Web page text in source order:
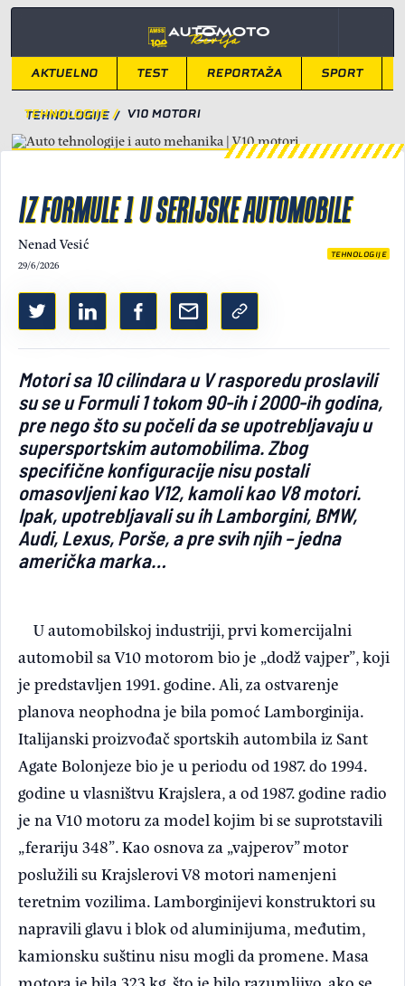
Light/Dark mode
AKTUELNO TEST REPORTAŽA SPORT
TEHNOLOGIJE / V10 MOTORI
IZ FORMULE 1 U SERIJSKE AUTOMOBILE
Nenad Vesić
29/6/2026
TEHNOLOGIJE
Motori sa 10 cilindara u V rasporedu proslavili
su se u Formuli 1 tokom 90-ih i 2000-ih godina,
pre nego što su počeli da se upotrebljavaju u
supersportskim automobilima. Zbog
specifične konfiguracije nisu postali
omasovljeni kao V12, kamoli kao V8 motori.
Ipak, upotrebljavali su ih Lamborgini, BMW,
Audi, Lexus, Porše, a pre svih njih – jedna
američka marka…
U automobilskoj industriji, prvi komercijalni
automobil sa V10 motorom bio je „dodž vajper”, koji
je predstavljen 1991. godine. Ali, za ostvarenje
planova neophodna je bila pomoć Lamborginija.
Italijanski proizvođač sportskih autombila iz Sant
Agate Bolonjeze bio je u periodu od 1987. do 1994.
godine u vlasništvu Krajslera, a od 1987. godine radio
je na V10 motoru za model kojim bi se suprotstavili
„ferariju 348”. Kao osnova za „vajperov” motor
poslužili su Krajslerovi V8 motori namenjeni
teretnim vozilima. Lamborginijevi konstruktori su
napravili glavu i blok od aluminijuma, međutim,
kamionsku suštinu nisu mogli da promene. Masa